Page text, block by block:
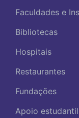
Faculdades e
Bibliotecas
Hospitais
Restaurantes
Fundações
Apoio estudantil